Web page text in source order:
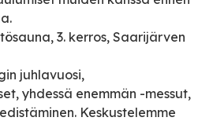
3. kerros, Saarijärven
juhlavuosi,
yhdessä enemmän -messut,
Keskustelemme